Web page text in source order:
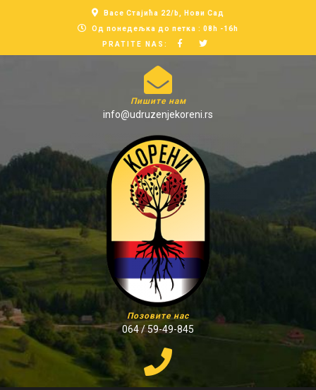
Васе Стајића 22/b, Нови Сад
Од понедељка до петка : 08h -16h
PRATITE NAS:
Пишите нам
info@udruzenjekoreni.rs
Позовите нас
064 / 59-49-845